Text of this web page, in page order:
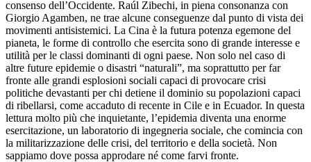
consenso dell’Occidente. Raúl Zibechi, in piena consonanza con
Giorgio Agamben, ne trae alcune conseguenze dal punto di vista dei
movimenti antisistemici. La Cina è la futura potenza egemone del
pianeta, le forme di controllo che esercita sono di grande interesse e
utilità per le classi dominanti di ogni paese. Non solo nel caso di
altre future epidemie o disastri “naturali”, ma soprattutto per far
fronte alle grandi esplosioni sociali capaci di provocare crisi
politiche devastanti per chi detiene il dominio su popolazioni capaci
di ribellarsi, come accaduto di recente in Cile e in Ecuador. In questa
lettura molto più che inquietante, l’epidemia diventa una enorme
esercitazione, un laboratorio di ingegneria sociale, che comincia con
la militarizzazione delle crisi, del territorio e della società. Non
sappiamo dove possa approdare né come farvi fronte.